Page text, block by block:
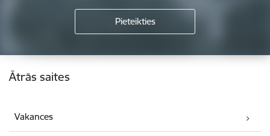
Kājene
Ātrās saites
Vakances